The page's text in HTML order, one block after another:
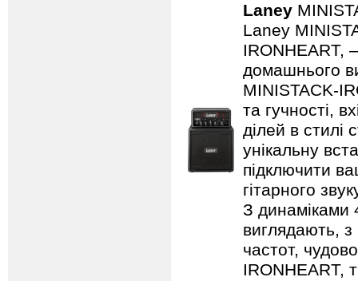
Laney
Laney
IRONHEART,
домашнього
MINISTACK-
та гучності,
ділей в стилі
унікальну
підключити
гітарного
З динаміками
виглядають, з
частот,
IRONHEART,